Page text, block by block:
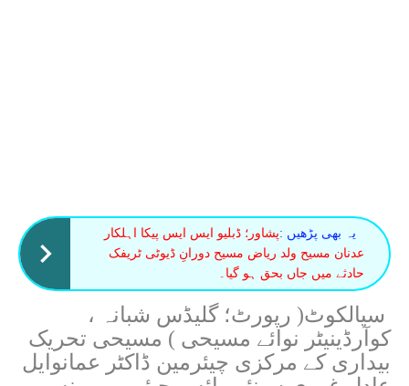
یہ بھی پڑھیں :پشاور؛ ڈبلیو ایس ایس پیکا اہلکار
عدنان مسیح ولد ریاض مسیح دورانِ ڈیوٹی ٹریفک
حادثے میں جاں بحق ہو گیا۔
سیالکوٹ( رپورٹ؛ گلیڈس شبانہ ،
کوآرڈینیٹر نوائے مسیحی ) مسیحی تحریک
بیداری کے مرکزی چیئرمین ڈاکٹر عمانوایل